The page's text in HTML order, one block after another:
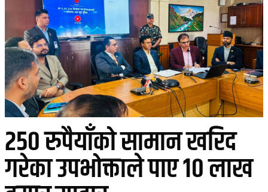
२५० रुपैयाँको सामान खरिद
गरेका उपभोक्ताले पाए १० लाख